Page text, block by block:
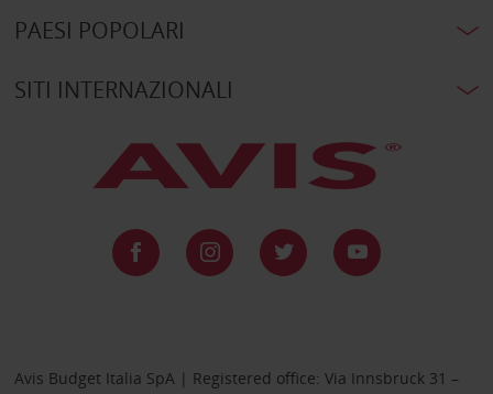
PAESI POPOLARI
SITI INTERNAZIONALI
Avis Budget Italia SpA | Registered office: Via Innsbruck 31 –